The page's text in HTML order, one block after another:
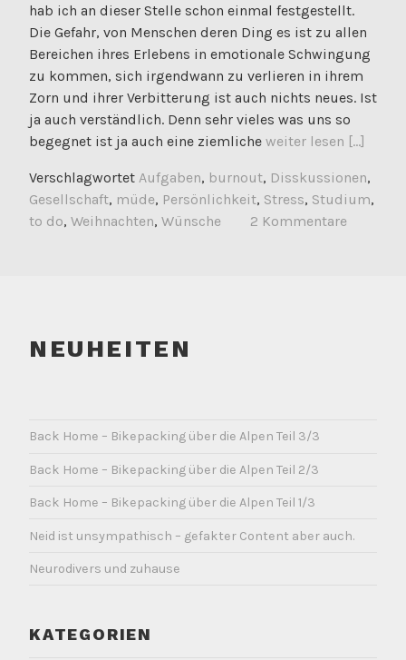
hab ich an dieser Stelle schon einmal festgestellt.
Die Gefahr, von Menschen deren Ding es ist zu allen
Bereichen ihres Erlebens in emotionale Schwingung
zu kommen, sich irgendwann zu verlieren in ihrem
Zorn und ihrer Verbitterung ist auch nichts neues. Ist
ja auch verständlich. Denn sehr vieles was uns so
begegnet ist ja auch eine ziemliche weiter lesen [...]
Verschlagwortet Aufgaben, burnout, Disskussionen,
Gesellschaft, müde, Persönlichkeit, Stress, Studium,
to do, Weihnachten, Wünsche 2 Kommentare
NEUHEITEN
Back Home – Bikepacking über die Alpen Teil 3/3
Back Home – Bikepacking über die Alpen Teil 2/3
Back Home – Bikepacking über die Alpen Teil 1/3
Neid ist unsympathisch – gefakter Content aber auch.
Neurodivers und zuhause
KATEGORIEN